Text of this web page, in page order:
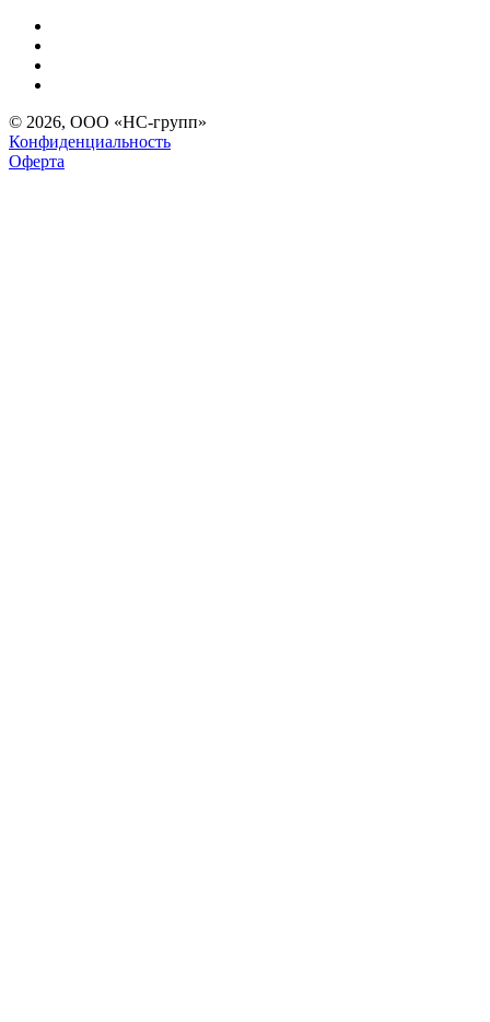
© 2026, ООО «НС-групп»
Конфиденциальность
Оферта